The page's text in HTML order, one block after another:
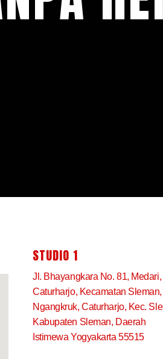
STUDIO 1
Jl. Bhayangkara No. 81, Medari,
Caturharjo, Kecamatan Sleman,
Ngangkruk, Caturharjo, Kec.
Kabupaten Sleman, Daerah
Istimewa Yogyakarta 55515